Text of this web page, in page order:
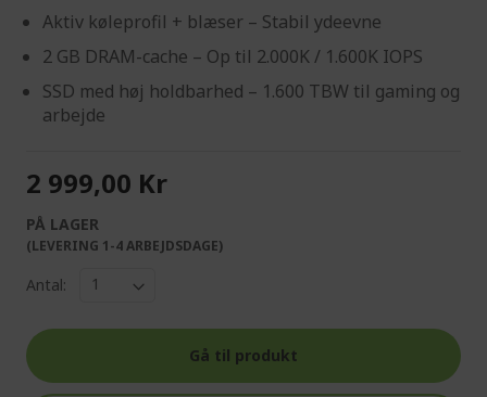
Aktiv køleprofil + blæser – Stabil ydeevne
2 GB DRAM-cache – Op til 2.000K / 1.600K IOPS
SSD med høj holdbarhed – 1.600 TBW til gaming og
arbejde
2 999,00 Kr
PÅ LAGER
(LEVERING 1-4 ARBEJDSDAGE)
Antal:
Gå til produkt